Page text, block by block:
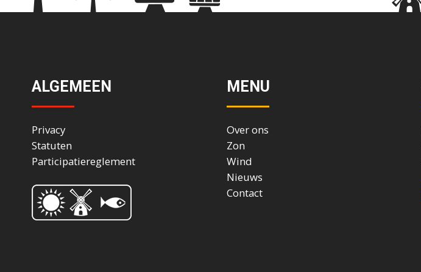
ALGEMEEN
Privacy
Statuten
Participatiereglement
MENU
Over ons
Zon
Wind
Nieuws
Contact